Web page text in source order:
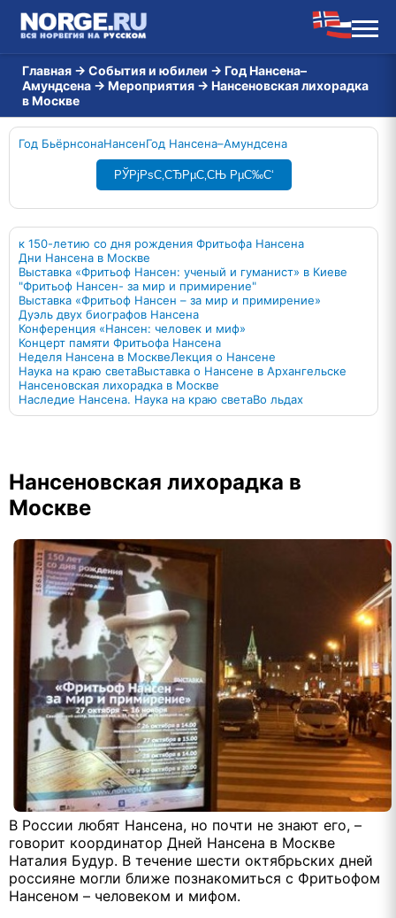
Главная → События и юбилеи → Год Нансена–
Амундсена → Мероприятия → Нансеновская лихорадка
в Москве
Год БьёрнсонаНансенГод Нансена–Амундсена
РЎРјРѕС‚СЂРµС‚СЊ РµС‰С‘
к 150-летию со дня рождения Фритьофа Нансена
Дни Нансена в Москве
Выставка «Фритьоф Нансен: ученый и гуманист» в Киеве
"Фритьоф Нансен- за мир и примирение"
Выставка «Фритьоф Нансен – за мир и примирение»
Дуэль двух биографов Нансена
Конференция «Нансен: человек и миф»
Концерт памяти Фритьофа Нансена
Неделя Нансена в МосквеЛекция о Нансене
Наука на краю светаВыставка о Нансене в Архангельске
Нансеновская лихорадка в Москве
Наследие Нансена. Наука на краю светаВо льдах
Нансеновская лихорадка в
Москве
В России любят Нансена, но почти не знают его, –
говорит координатор Дней Нансена в Москве
Наталия Будур. В течение шести октябрьских дней
россияне могли ближе познакомиться с Фритьофом
Нансеном – человеком и мифом.